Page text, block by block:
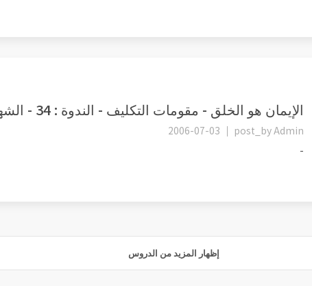
الإيمان هو الخلق - مقومات التكليف - الندوة : 34 - الشهوة - البراه...
post_byAdmin
2006-07-03
-
إظهار المزيد من الدروس